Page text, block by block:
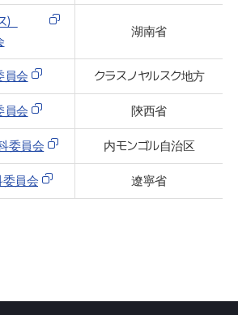
員会(2017. 9. 26. 新設)
流分科委員会(2017. 9. 26. 新設)
取引分科委員会(2017. 9. 26. 新設)
分科委員会(2018. 10. 29. 新設)
科委員会(2018. 10. 29. 新設)
科委員会(2018. 10.29. 新設)
協力分科委員会(2023. 10. 25. 新設)
済分科委員会(2023. 10. 25. 新設)
調整、
湖南省
員会 クラスノヤルスク地方
員会 陝西省
委員会 内モンゴル自治区
委員会 遼寧省